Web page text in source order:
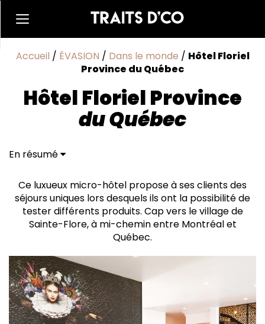
Accueil / ÉVASION / Dans le monde / Hôtel Floriel
Province du Québec
Hôtel Floriel Province
du Québec
En résumé
Ce luxueux micro-hôtel propose à ses clients des
séjours uniques lors desquels ils ont la possibilité de
tester différents produits. Cap vers le village de
Sainte-Flore, à mi-chemin entre Montréal et
Québec.